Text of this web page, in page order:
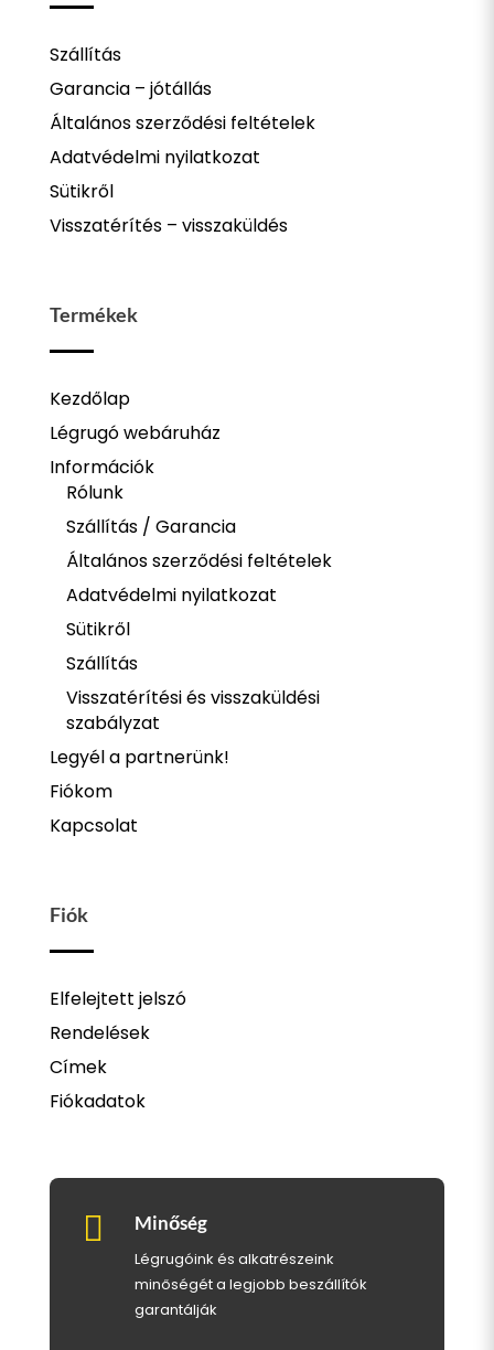
Szállítás
Garancia – jótállás
Általános szerződési feltételek
Adatvédelmi nyilatkozat
Sütikről
Visszatérítés – visszaküldés
Termékek
Kezdőlap
Légrugó webáruház
Információk
Rólunk
Szállítás / Garancia
Általános szerződési feltételek
Adatvédelmi nyilatkozat
Sütikről
Szállítás
Visszatérítési és visszaküldési
szabályzat
Legyél a partnerünk!
Fiókom
Kapcsolat
Fiók
Elfelejtett jelszó
Rendelések
Címek
Fiókadatok
 Minőség
Légrugóink és alkatrészeink
minőségét a legjobb beszállítók
garantálják